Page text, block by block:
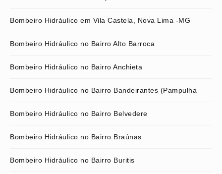
Bombeiro Hidráulico em Vila Castela, Nova Lima -MG
Bombeiro Hidráulico no Bairro Alto Barroca
Bombeiro Hidráulico no Bairro Anchieta
Bombeiro Hidráulico no Bairro Bandeirantes (Pampulha
Bombeiro Hidráulico no Bairro Belvedere
Bombeiro Hidráulico no Bairro Braúnas
Bombeiro Hidráulico no Bairro Buritis